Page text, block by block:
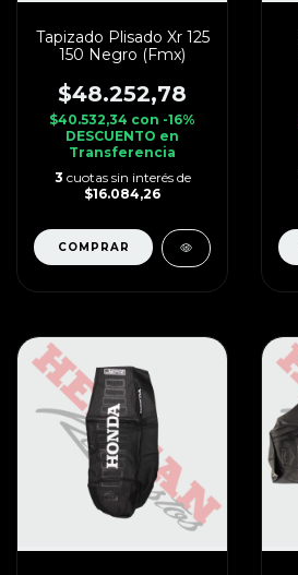
Tapizado Plisado Xr 125
150 Negro (Fmx)
$48.252,78
$40.532,34 con -16%
DESCUENTO en
Transferencia
3 cuotas sin interés de
$16.084,26